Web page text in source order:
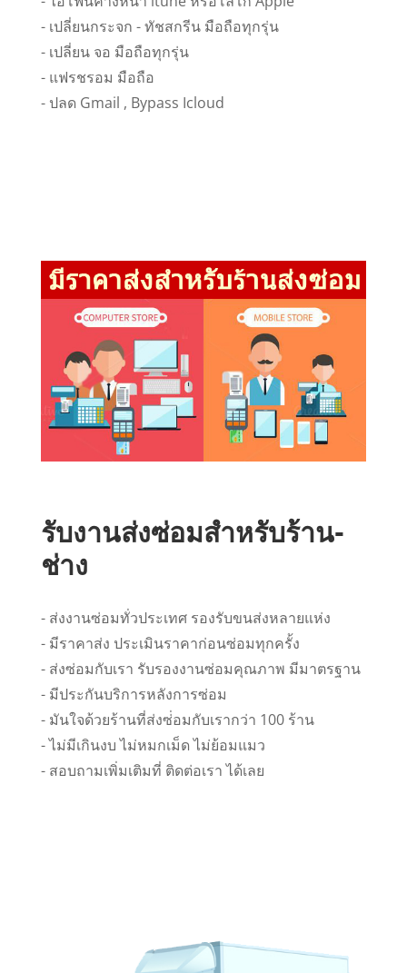
- เปลี่ยนกระจก - ทัชสกรีน มือถือทุกรุ่น
- เปลี่ยน จอ มือถือทุกรุ่น
- แฟรชรอม มือถือ
- ปลด Gmail , Bypass Icloud
รับงานส่งซ่อมสำหรับร้าน-
ช่าง
- ส่งงานซ่อมทั่วประเทศ รองรับขนส่งหลายแห่ง
- มีราคาส่ง ประเมินราคาก่อนซ่อมทุกครั้ง
- ส่งซ่อมกับเรา รับรองงานซ่อมคุณภาพ มีมาตรฐาน
- มีประกันบริการหลังการซ่อม
- มันใจด้วยร้านที่ส่งซ่่อมกับเรากว่า 100 ร้าน
- ไม่มีเกินงบ ไม่หมกเม็ด ไม่ย้อมแมว
- สอบถามเพิ่มเติมที่ ติดต่อเรา ได้เลย